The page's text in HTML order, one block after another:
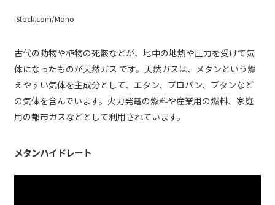
iStock.com/Mono
古代の動物や植物の死骸などが、地中の地熱や圧力を受けて気
体になったものが天然ガス です。天然ガスは、メタンという燃
えやすい気体を主成分として、エタン、プロパン、ブタンなど
の気体を含んでいます。火力発電の燃料や産業用の燃料、家庭
用の都市ガスなどとして利用されています。
メタンハイドレート